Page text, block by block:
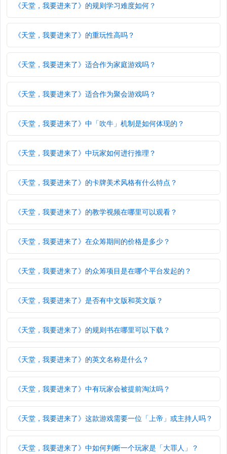
《天堂，我要进来了》的规则学习难度如何？
《天堂，我要进来了》的重玩性高吗？
《天堂，我要进来了》适合作为家庭游戏吗？
《天堂，我要进来了》适合作为聚会游戏吗？
《天堂，我要进来了》中「吹牛」机制是如何体现的？
《天堂，我要进来了》中玩家如何进行推理？
《天堂，我要进来了》的卡牌美术风格有什么特点？
《天堂，我要进来了》的教学视频在哪里可以观看？
《天堂，我要进来了》在众筹期间的价格是多少？
《天堂，我要进来了》的众筹项目是在哪个平台发起的？
《天堂，我要进来了》是否有中文版和英文版？
《天堂，我要进来了》的规则书在哪里可以下载？
《天堂，我要进来了》的英文名称是什么？
《天堂，我要进来了》中有玩家会被提前淘汰吗？
《天堂，我要进来了》这款游戏需要一位「上帝」或主持人吗？
《天堂，我要进来了》中如何判断一个玩家是「大罪人」？